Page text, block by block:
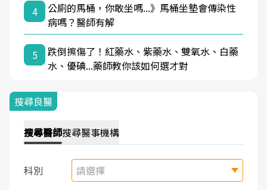
4
公廁的馬桶，你敢坐嗎...》馬桶坐墊會傳染性
病嗎？醫師有解
5
跌倒擦傷了！紅藥水、紫藥水、雙氧水、白藥
水、優碘...藥師教你該如何選才對
搜尋良醫
搜尋醫師搜尋醫事機構
科別 請選擇